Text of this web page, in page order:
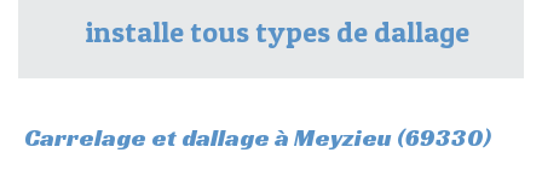
installe tous types de dallage
Carrelage et dallage à Meyzieu (69330)